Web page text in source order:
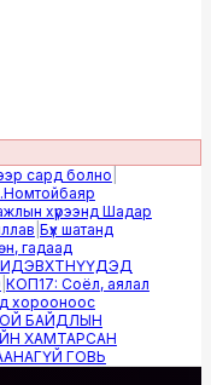
сард болно|
хүрээнд Шадар
|Бүх шатанд
гадаад
Соёл, аялал
хорооноос
БАЙДЛЫН
ХАМТАРСАН
ГОВЬ